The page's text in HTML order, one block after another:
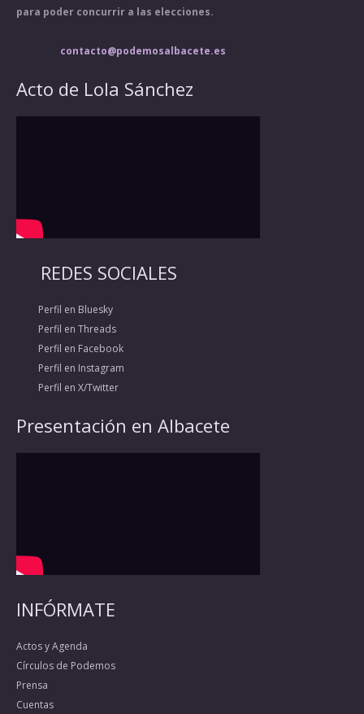
para poder concurrir a las elecciones.
contacto@podemosalbacete.es
Acto de Lola Sánchez
REDES SOCIALES
Perfil en Bluesky
Perfil en Threads
Perfil en Facebook
Perfil en Instagram
Perfil en X/Twitter
Presentación en Albacete
INFÓRMATE
Actos y Agenda
Círculos de Podemos
Prensa
Cuentas